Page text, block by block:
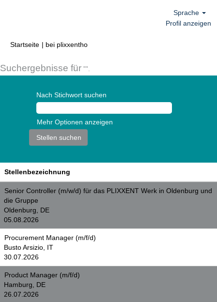
Sprache
Profil anzeigen
Startseite | bei plixxentho(aktuelle
Suchergebnisse für "".
Nach Stichwort suchen
Mehr Optionen anzeigen
Stellenbezeichnung
Senior Controller (m/w/d) für das PLIXXENT Werk in Oldenburg und
die Gruppe
Oldenburg, DE
05.08.2026
Procurement Manager (m/f/d)
Busto Arsizio, IT
30.07.2026
Product Manager (m/f/d)
Hamburg, DE
26.07.2026